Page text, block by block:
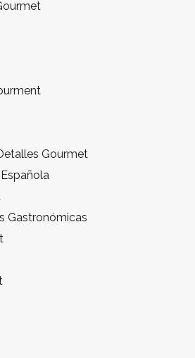
Gourmet
Gastronómicas